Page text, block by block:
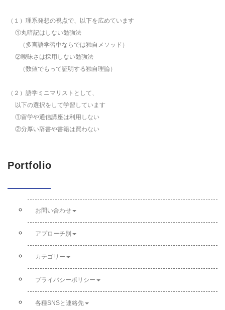
（１）理系発想の視点で、以下を広めています
①丸暗記はしない勉強法
（多言語学習中ならでは独自メソッド）
②曖昧さは採用しない勉強法
（数値でもって証明する独自理論）
（２）語学ミニマリストとして、
以下の選択をして学習しています
①留学や通信講座は利用しない
②分厚い辞書や書籍は買わない
Portfolio
お問い合わせ
アプローチ別
カテゴリー
プライバシーポリシー
各種SNSと連絡先